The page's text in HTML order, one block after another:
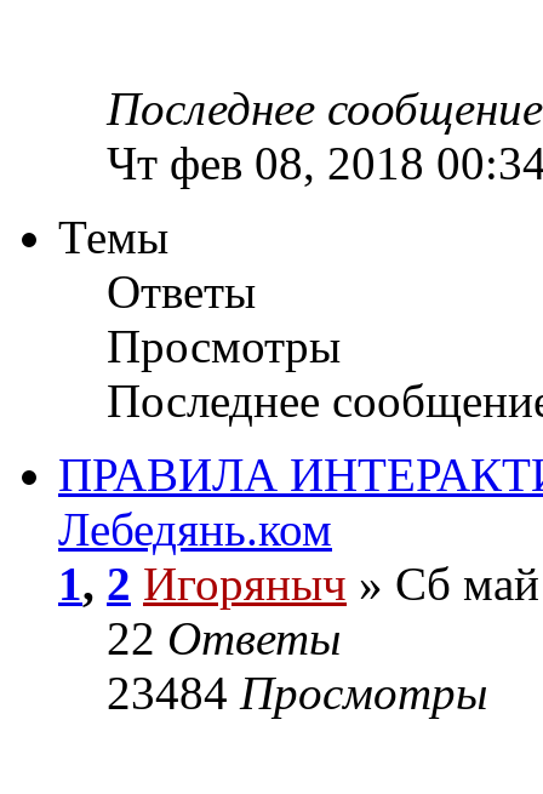
Последнее
Чт фев 08, 2018
Темы
Ответы
Просмотры
Последнее
ПРАВИЛА
Лебедянь.ком
1, 2 Игоряныч » Сб
22 Ответы
23484 Просмотры